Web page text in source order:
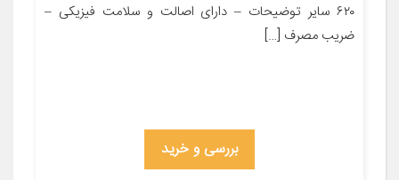
۶۲۰ سایر توضیحات – دارای اصالت و سلامت فیزیکی –
ضریب مصرف […]
بررسی و خرید